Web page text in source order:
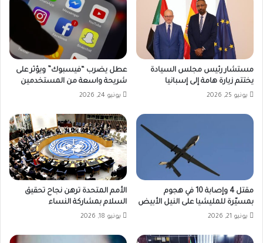
مستشار رئيس مجلس السيادة
يختتم زيارة هامة إلى إسبانيا
يونيو 25, 2026
عطل يضرب “فيسبوك” ويؤثر على
شريحة واسعة من المستخدمين
يونيو 24, 2026
مقتل 4 وإصابة 10 في هجوم
بمسيّرة للمليشيا على النيل الأبيض
يونيو 21, 2026
الأمم المتحدة ترهن نجاح تحقيق
السلام بمشاركة النساء
يونيو 18, 2026